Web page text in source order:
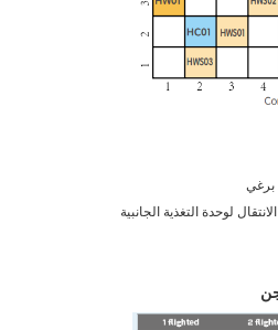
لوحدة التغذية الجانبية